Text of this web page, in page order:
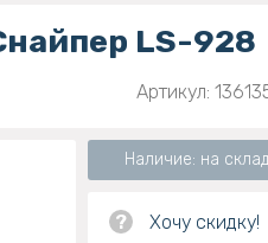
LS-928
Артикул:
Наличие: на
?
Хочу скидку!